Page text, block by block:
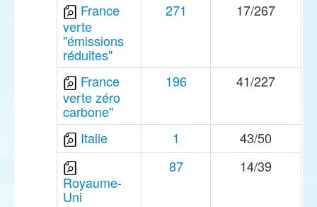
France
verte
"émissions
réduites"
271 17/267
France
verte zéro
carbone"
196 41/227
Italie 1 43/50
Royaume-
Uni
87 14/39